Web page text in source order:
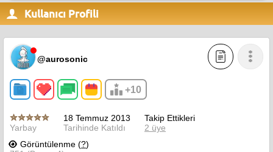
Kullanıcı Profili
@aurosonic
+10
Yarbay
18 Temmuz 2013
Tarihinde Katıldı
Takip Ettikleri
2 üye
Görüntülenme (?)